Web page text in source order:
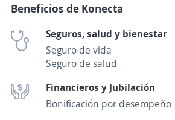
Beneficios de Konecta
Seguros, salud y bienestar
Seguro de vida
Seguro de salud
Financieros y Jubilación
Bonificación por desempeño